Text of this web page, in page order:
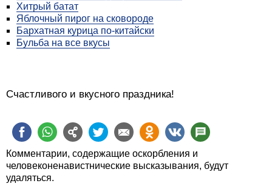
Хитрый батат
Яблочный пирог на сковороде
Бархатная курица по-китайски
Бульба на все вкусы
Счастливого и вкусного праздника!
Комментарии, содержащие оскорбления и
человеконенавистнические высказывания, будут
удаляться.